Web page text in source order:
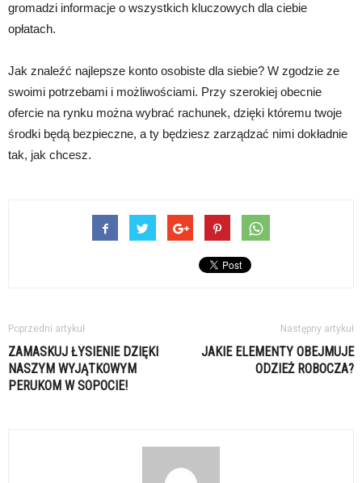
gromadzi informacje o wszystkich kluczowych dla ciebie
opłatach.
Jak znaleźć najlepsze konto osobiste dla siebie? W zgodzie ze
swoimi potrzebami i możliwościami. Przy szerokiej obecnie
ofercie na rynku można wybrać rachunek, dzięki któremu twoje
środki będą bezpieczne, a ty będziesz zarządzać nimi dokładnie
tak, jak chcesz.
Poprzedni artykuł
ZAMASKUJ ŁYSIENIE DZIĘKI
NASZYM WYJĄTKOWYM
PERUKOM W SOPOCIE!
Następny artykuł
JAKIE ELEMENTY OBEJMUJE
ODZIEŻ ROBOCZA?